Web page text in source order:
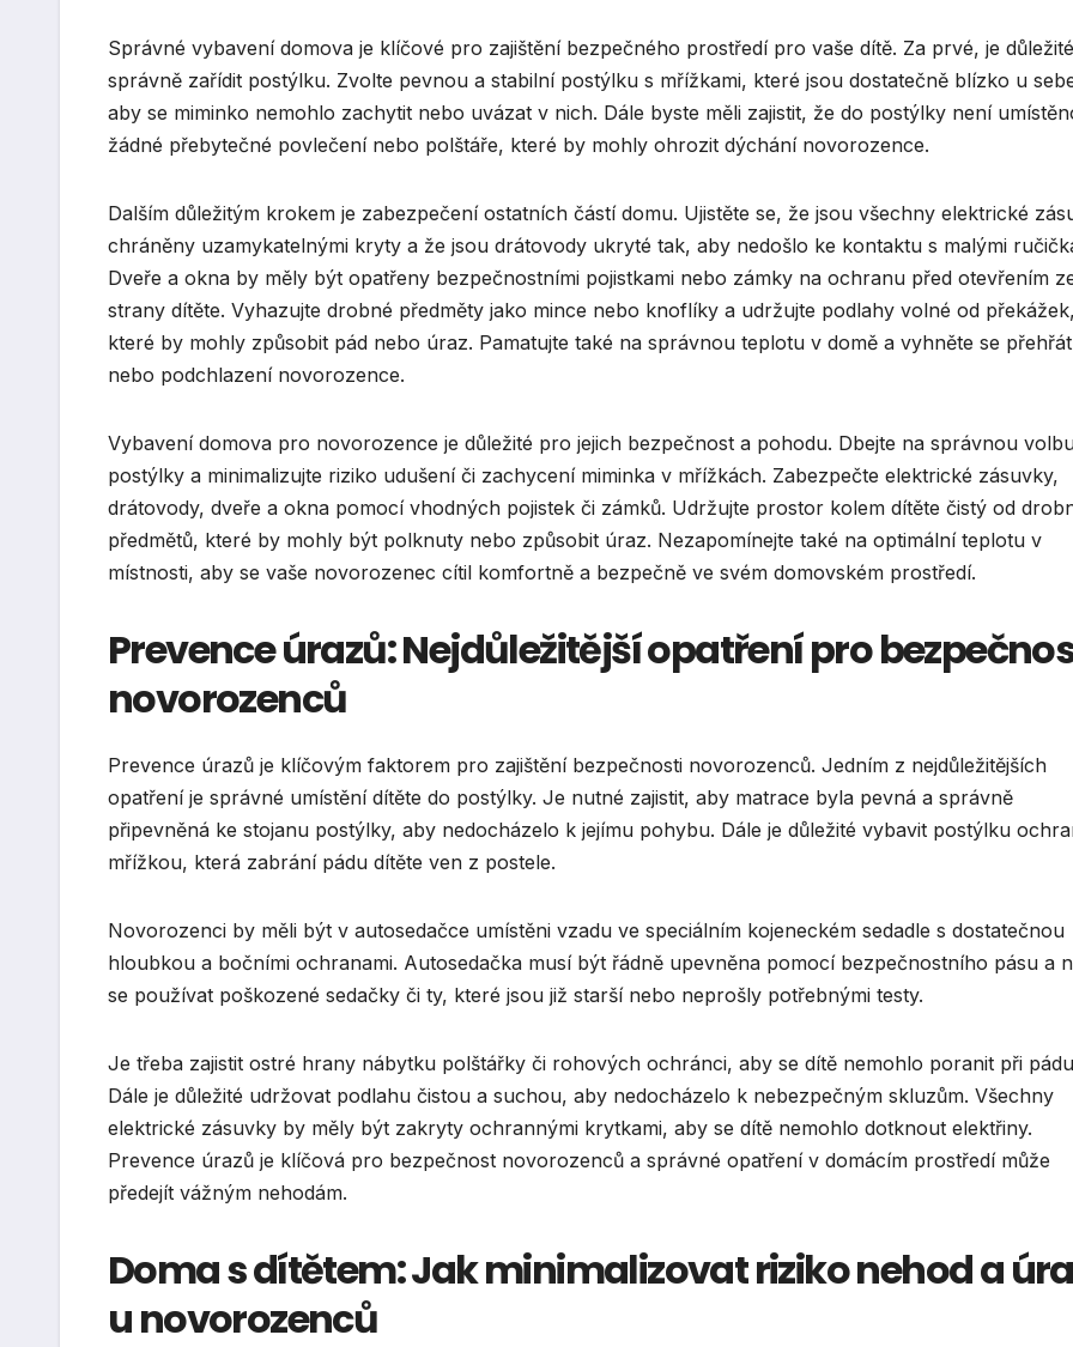
Správné vybavení domova je klíčové pro zajištění bezpečného prostředí pro vaše dítě. Za prvé, je důležité
správně zařídit postýlku. Zvolte pevnou a stabilní postýlku s mřížkami, které jsou dostatečně blízko u
aby se miminko nemohlo zachytit nebo uvázat v nich. Dále byste měli zajistit, že do postýlky není
žádné přebytečné povlečení nebo polštáře, které by mohly ohrozit dýchání novorozence.
Dalším důležitým krokem je zabezpečení ostatních částí domu. Ujistěte se, že jsou všechny elektrické
chráněny uzamykatelnými kryty a že jsou drátovody ukryté tak, aby nedošlo ke kontaktu s malými
Dveře a okna by měly být opatřeny bezpečnostními pojistkami nebo zámky na ochranu před otevřením
strany dítěte. Vyhazujte drobné předměty jako mince nebo knoflíky a udržujte podlahy volné od
které by mohly způsobit pád nebo úraz. Pamatujte také na správnou teplotu v domě a vyhněte se
nebo podchlazení novorozence.
Vybavení domova pro novorozence je důležité pro jejich bezpečnost a pohodu. Dbejte na správnou
postýlky a minimalizujte riziko udušení či zachycení miminka v mřížkách. Zabezpečte elektrické zásuvky,
drátovody, dveře a okna pomocí vhodných pojistek či zámků. Udržujte prostor kolem dítěte čistý od
předmětů, které by mohly být polknuty nebo způsobit úraz. Nezapomínejte také na optimální teplotu v
místnosti, aby se vaše novorozenec cítil komfortně a bezpečně ve svém domovském prostředí.
Prevence úrazů: Nejdůležitější opatření pro
novorozenců
Prevence úrazů je klíčovým faktorem pro zajištění bezpečnosti novorozenců. Jedním z nejdůležitějších
opatření je správné umístění dítěte do postýlky. Je nutné zajistit, aby matrace byla pevná a správně
připevněná ke stojanu postýlky, aby nedocházelo k jejímu pohybu. Dále je důležité vybavit postýlku
mřížkou, která zabrání pádu dítěte ven z postele.
Novorozenci by měli být v autosedačce umístěni vzadu ve speciálním kojeneckém sedadle s dostatečnou
hloubkou a bočními ochranami. Autosedačka musí být řádně upevněna pomocí bezpečnostního pásu a
se používat poškozené sedačky či ty, které jsou již starší nebo neprošly potřebnými testy.
Je třeba zajistit ostré hrany nábytku polštářky či rohových ochránci, aby se dítě nemohlo poranit při
Dále je důležité udržovat podlahu čistou a suchou, aby nedocházelo k nebezpečným skluzům. Všechny
elektrické zásuvky by měly být zakryty ochrannými krytkami, aby se dítě nemohlo dotknout elektřiny.
Prevence úrazů je klíčová pro bezpečnost novorozenců a správné opatření v domácím prostředí může
předejít vážným nehodám.
Doma s dítětem: Jak minimalizovat riziko nehod a
u novorozenců